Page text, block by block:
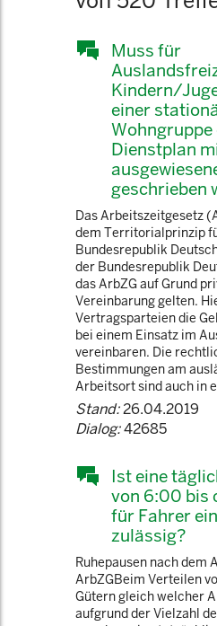
Muss für
Kindern/
einer
Wohngruppe
Dienstplan
geschrieben
Das Arbeitszeitgesetz
dem Territorialprinzip
Bundesrepublik
der Bundesrepublik
das ArbZG auf Grund
Vereinbarung gelten.
Vertragsparteien die
bei einem Einsatz im
vereinbaren. Die
Bestimmungen am
Arbeitsort sind auch in
Stand:26.04.2019
Dialog:42685
Ist eine
von 6:00 bis
für Fahrer
zulässig?
Ruhepausen nach dem
ArbZGBeim Verteilen
Gütern gleich welcher
aufgrund der Vielzahl